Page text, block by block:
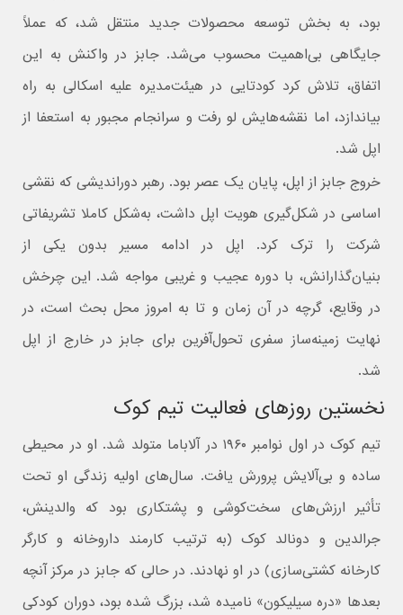
بود، به بخش توسعه محصولات جدید منتقل شد، که عملاً
جایگاهی بی‌اهمیت محسوب می‌شد. جابز در واکنش به این
اتفاق، تلاش کرد کودتایی در هیئت‌مدیره علیه اسکالی به راه
بیاندازد، اما نقشه‌هایش لو رفت و سرانجام مجبور به استعفا از
اپل شد.
خروج جابز از اپل، پایان یک عصر بود. رهبر دوراندیشی که نقشی
اساسی در شکل‌گیری هویت اپل داشت، به‌شکل کاملا تشریفاتی
شرکت را ترک کرد. اپل در ادامه مسیر بدون یکی از
بنیان‌گذارانش، با دوره‌ عجیب و غریبی مواجه شد. این چرخش
در وقایع، گرچه در آن زمان و تا به امروز محل بحث است، در
نهایت زمینه‌ساز سفری تحول‌آفرین برای جابز در خارج از اپل
شد.
نخستین روزهای فعالیت تیم کوک
تیم کوک در اول نوامبر ۱۹۶۰ در آلاباما متولد شد. او در محیطی
ساده و بی‌آلایش پرورش یافت. سال‌های اولیه زندگی او تحت
تأثیر ارزش‌های سخت‌کوشی و پشتکاری بود که والدینش،
جرالدین و دونالد کوک (به ترتیب کارمند داروخانه و کارگر
کارخانه کشتی‌سازی) در او نهادند. در حالی که جابز در مرکز آنچه
بعدها «دره سیلیکون» نامیده شد، بزرگ شده بود، دوران کودکی